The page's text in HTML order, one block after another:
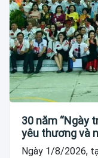
30 năm “Ngày
yêu thương và
Ngày 1/8/2026,